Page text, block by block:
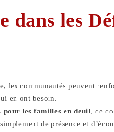
dans les
les communautés peuvent
en ont besoin.
pour les familles en deuil, de
de présence et